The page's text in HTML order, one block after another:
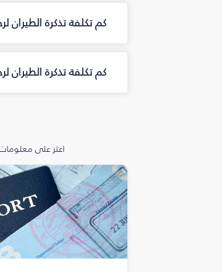
كم تكلفة تذكرة الطيران
كم تكلفة تذكرة الطيران
اعثر على